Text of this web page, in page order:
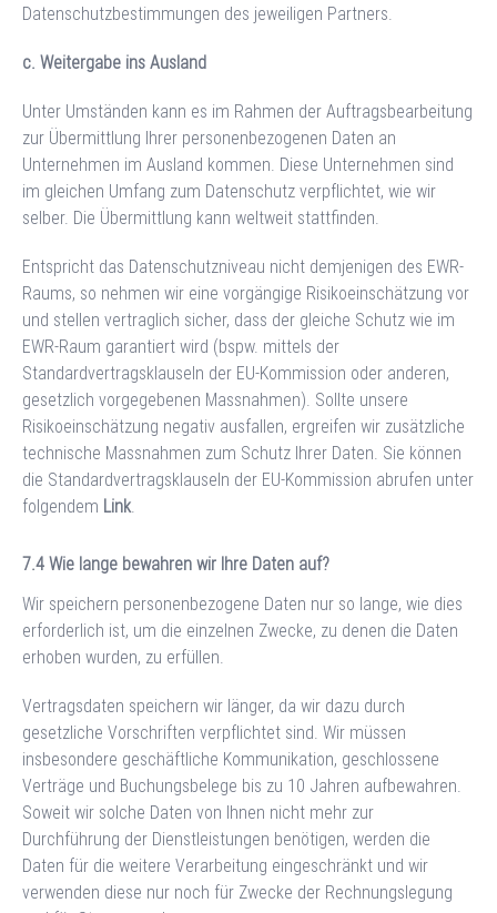
Datenschutzbestimmungen des jeweiligen Partners.
c. Weitergabe ins Ausland
Unter Umständen kann es im Rahmen der Auftragsbearbeitung
zur Übermittlung Ihrer personenbezogenen Daten an
Unternehmen im Ausland kommen. Diese Unternehmen sind
im gleichen Umfang zum Datenschutz verpflichtet, wie wir
selber. Die Übermittlung kann weltweit stattfinden.
Entspricht das Datenschutzniveau nicht demjenigen des EWR-
Raums, so nehmen wir eine vorgängige Risikoeinschätzung vor
und stellen vertraglich sicher, dass der gleiche Schutz wie im
EWR-Raum garantiert wird (bspw. mittels der
Standardvertragsklauseln der EU-Kommission oder anderen,
gesetzlich vorgegebenen Massnahmen). Sollte unsere
Risikoeinschätzung negativ ausfallen, ergreifen wir zusätzliche
technische Massnahmen zum Schutz Ihrer Daten. Sie können
die Standardvertragsklauseln der EU-Kommission abrufen unter
folgendem Link.
Wie lange bewahren wir Ihre Daten auf?
Wir speichern personenbezogene Daten nur so lange, wie dies
erforderlich ist, um die einzelnen Zwecke, zu denen die Daten
erhoben wurden, zu erfüllen.
Vertragsdaten speichern wir länger, da wir dazu durch
gesetzliche Vorschriften verpflichtet sind. Wir müssen
insbesondere geschäftliche Kommunikation, geschlossene
Verträge und Buchungsbelege bis zu 10 Jahren aufbewahren.
Soweit wir solche Daten von Ihnen nicht mehr zur
Durchführung der Dienstleistungen benötigen, werden die
Daten für die weitere Verarbeitung eingeschränkt und wir
verwenden diese nur noch für Zwecke der Rechnungslegung